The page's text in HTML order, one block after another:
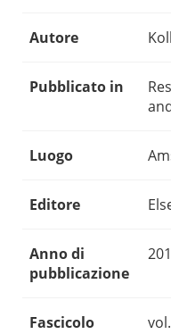
Autore
Pubblicato in
Luogo
Editore
Anno di
pubblicazione
Fascicolo